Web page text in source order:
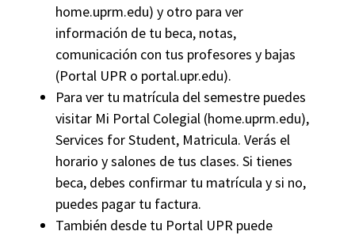
home.uprm.edu) y otro para ver
información de tu beca, notas,
comunicación con tus profesores y bajas
(Portal UPR o portal.upr.edu).
Para ver tu matrícula del semestre puedes
visitar Mi Portal Colegial (home.uprm.edu),
Services for Student, Matricula. Verás el
horario y salones de tus clases. Si tienes
beca, debes confirmar tu matrícula y si no,
puedes pagar tu factura.
También desde tu Portal UPR puede